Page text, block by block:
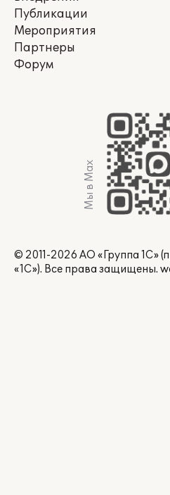
Публикации
Мероприятия
Партнеры
Форум
Мы в Max
© 2011-2026 АО «Группа 1С»
«1С»). Все права защищены.